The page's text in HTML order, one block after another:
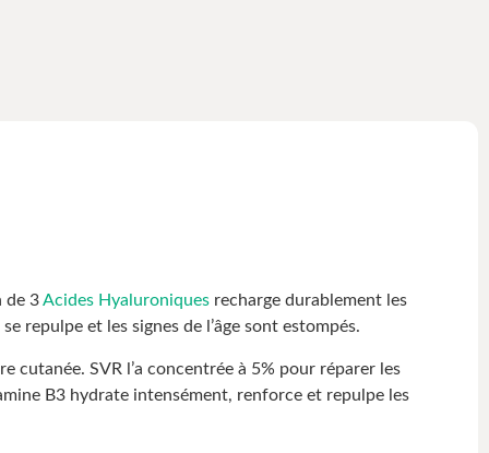
de 3Acides Hyaluroniques recharge durablement les
repulpe et les signes de l’âge sont estompés.
SVR l’a concentrée à 5% pour réparer les
B3 hydrate intensément, renforce et repulpe les